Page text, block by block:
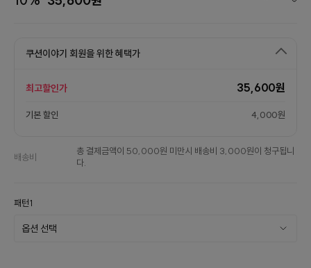
쿠션이야기 회원을 위한 혜택가
최고할인가 35,600원
기본 할인 4,000원
배송비
총 결제금액이 50,000원 미만시 배송비 3,000원이 청구됩니
다.
패턴1